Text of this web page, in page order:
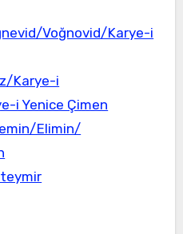
Voğnovid/Karye-i
Karye-i
i Yenice Çimen
Elimin/